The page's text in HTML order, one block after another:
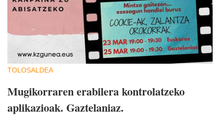
TOLOSALDEA
Mugikorraren erabilera kontrolatzeko
aplikazioak. Gaztelaniaz.